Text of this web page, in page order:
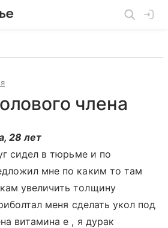
члена
28 лет
сидел в тюрьме и по
мне по каким то там
увеличить толщину
меня сделать укол под
витамина е , я дурак